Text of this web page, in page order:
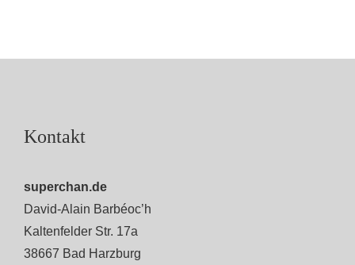
Kontakt
superchan.de
David-Alain Barbéoc’h
Kaltenfelder Str. 17a
38667 Bad Harzburg